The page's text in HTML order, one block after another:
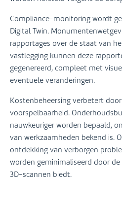
Compliance-monitoring wordt
Digital Twin.
rapportages over de staat van
vastlegging kunnen deze
gegenereerd, compleet met
eventuele veranderingen.
Kostenbeheersing verbetert
voorspelbaarheid.
nauwkeuriger worden bepaald,
van werkzaamheden bekend is.
ontdekking van verborgen
worden geminimaliseerd door
3D-scannen biedt.